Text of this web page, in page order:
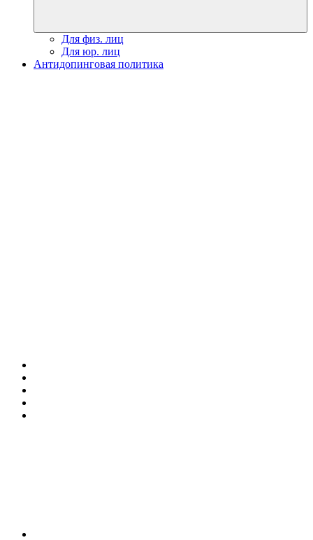
Для физ. лиц
Для юр. лиц
Антидопинговая политика